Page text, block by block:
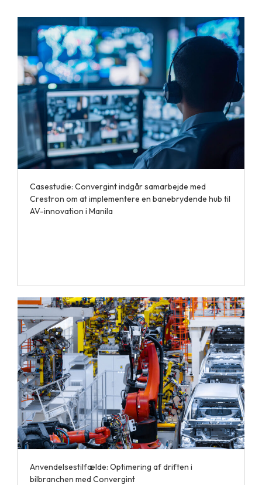
Casestudie: Convergint indgår samarbejde med
Crestron om at implementere en banebrydende hub til
AV-innovation i Manila
Anvendelsestilfælde: Optimering af driften i
bilbranchen med Convergint